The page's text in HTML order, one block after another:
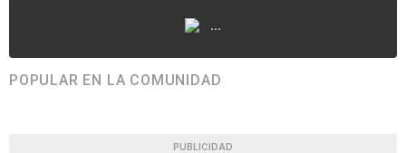
...
POPULAR EN LA COMUNIDAD
PUBLICIDAD